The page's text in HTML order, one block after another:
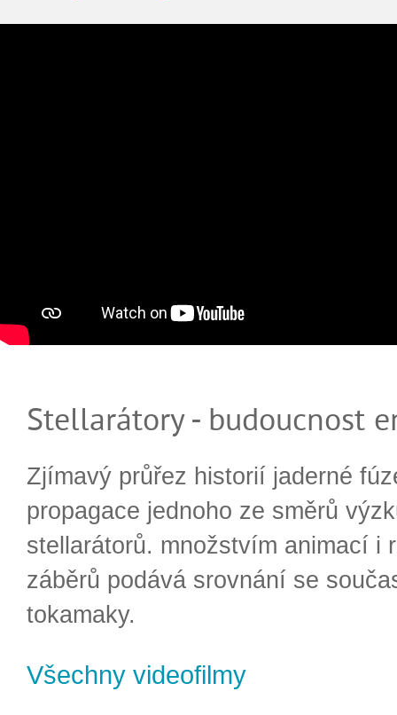
Stellarátory - budoucnost
Zjímavý průřez historií jaderné
propagace jednoho ze směrů
stellarátorů. množstvím animací i
záběrů podává srovnání se
tokamaky.
Všechny videofilmy